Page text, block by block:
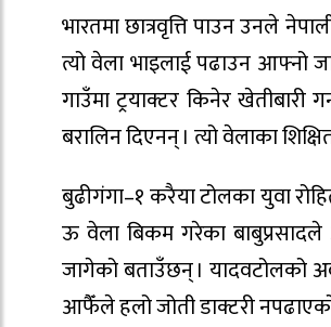
भारतमा छात्रवृत्ति पाउन उनले
त्यो वेला भाइलाई पढाउन आफ्नो
गाउँमा ट्रयाक्टर किनेर खेतीबारी
बरालिन दिएनन् । त्यो वेलाका
बुढीगंगा–१ करैया टोलका युवा
ऊ वेला बिकम गरेका बाबुप्रसादले
जागेको बताउँछन् । यादवटोलको
आफैँले हलो जोती डाक्टरी